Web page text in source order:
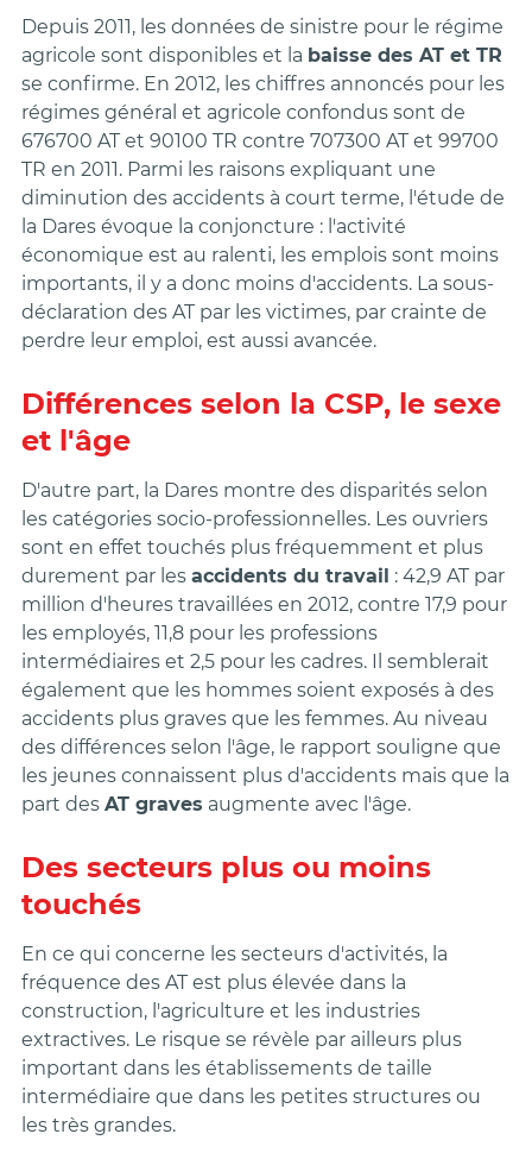
Depuis 2011, les données de sinistre pour le régime
agricole sont disponibles et la baisse des AT et TR
se confirme. En 2012, les chiffres annoncés pour les
régimes général et agricole confondus sont de
676700 AT et 90100 TR contre 707300 AT et 99700
TR en 2011. Parmi les raisons expliquant une
diminution des accidents à court terme, l'étude de
la Dares évoque la conjoncture : l'activité
économique est au ralenti, les emplois sont moins
importants, il y a donc moins d'accidents. La sous-
déclaration des AT par les victimes, par crainte de
perdre leur emploi, est aussi avancée.
Différences selon la CSP, le sexe
et l'âge
D'autre part, la Dares montre des disparités selon
les catégories socio-professionnelles. Les ouvriers
sont en effet touchés plus fréquemment et plus
durement par les accidents du travail : 42,9 AT par
million d'heures travaillées en 2012, contre 17,9 pour
les employés, 11,8 pour les professions
intermédiaires et 2,5 pour les cadres. Il semblerait
également que les hommes soient exposés à des
accidents plus graves que les femmes. Au niveau
des différences selon l'âge, le rapport souligne que
les jeunes connaissent plus d'accidents mais que la
part des AT graves augmente avec l'âge.
Des secteurs plus ou moins
touchés
En ce qui concerne les secteurs d'activités, la
fréquence des AT est plus élevée dans la
construction, l'agriculture et les industries
extractives. Le risque se révèle par ailleurs plus
important dans les établissements de taille
intermédiaire que dans les petites structures ou
les très grandes.